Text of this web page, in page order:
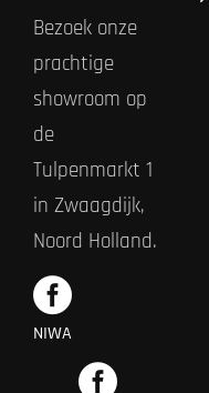
Bezoek onze
prachtige
showroom op
de
Tulpenmarkt 1
in Zwaagdijk,
Noord Holland.
NIWA